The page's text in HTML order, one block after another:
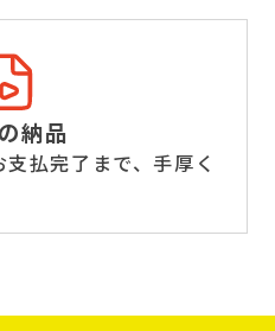
納品
払完了まで、手厚く